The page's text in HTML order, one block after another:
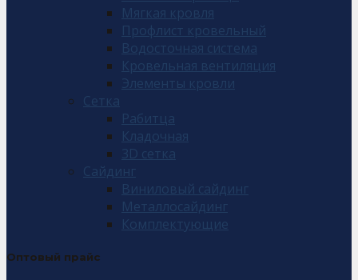
Мягкая кровля
Профлист кровельный
Водосточная система
Кровельная вентиляция
Элементы кровли
Сетка
Рабитца
Кладочная
3D сетка
Сайдинг
Виниловый сайдинг
Металлосайдинг
Комплектующие
Оптовый прайс